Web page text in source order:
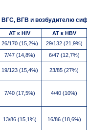
ВГC, ВГB и возбудителю
АТ к НIV
АТ к HBV
26/170 (15,2%)
29/132 (21,9%)
7/47 (14,8%) 6/47 (12,7%)
19/123 (15,4%) 23/85 (27%)
7/40 (17,5%) 4/40 (10%)
13/86 (15,1%) 16/86 (18,6%)